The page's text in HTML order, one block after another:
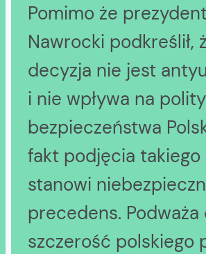
Pomimo że
Nawrocki podkreślił,
decyzja nie jest
i nie wpływa na
bezpieczeństwa
fakt podjęcia takiego
stanowi
precedens. Podważa
szczerość polskiego